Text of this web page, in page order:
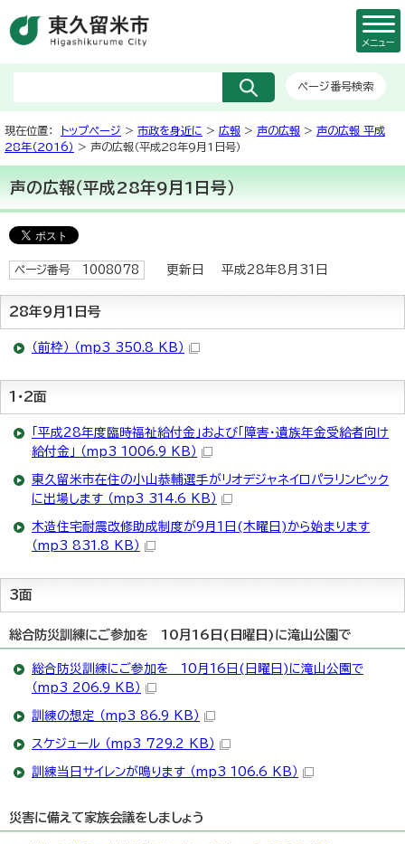
ページ番号検索
メニュー
現在位置： トップページ > 市政を身近に > 広報 > 声の広報 > 声の広報 平成
28年（2016） > 声の広報（平成28年9月1日号）
声の広報（平成28年9月1日号）
ページ番号 1008078 更新日 平成28年8月31日
28年9月1日号
（前枠） （mp3 350.8 KB）
1・2面
「平成28年度臨時福祉給付金」および「障害・遺族年金受給者向け
給付金」 （mp3 1006.9 KB）
東久留米市在住の小山恭輔選手がリオデジャネイロパラリンピック
に出場します （mp3 314.6 KB）
木造住宅耐震改修助成制度が9月1日(木曜日)から始まります
（mp3 831.8 KB）
3面
総合防災訓練にご参加を 10月16日(日曜日)に滝山公園で
総合防災訓練にご参加を 10月16日(日曜日)に滝山公園で
（mp3 206.9 KB）
訓練の想定 （mp3 86.9 KB）
スケジュール （mp3 729.2 KB）
訓練当日サイレンが鳴ります （mp3 106.6 KB）
災害に備えて家族会議をしましょう